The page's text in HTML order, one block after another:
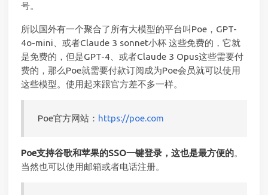
号。
所以国外有一个聚合了所有大模型的平台叫Poe，GPT-
4o-mini、或者Claude 3 sonnet小杯 这些免费的，它就
是免费的，但是GPT-4、或者Claude 3 Opus这些需要付
费的，那么Poe就需要付款订阅成为Poe会员就可以使用
这些模型。使用起来跟官方差不多一样。
Poe官方网站： https://poe.com
Poe支持谷歌和苹果的SSO一键登录，这也是最方便的。
当然也可以使用邮箱或者电话注册。